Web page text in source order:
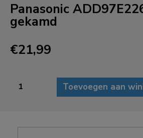
Panasonic
gekamd
€21,99
ADD97E226
Toevoegen aan